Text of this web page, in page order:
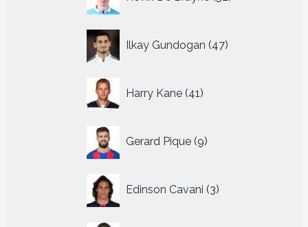
producten
Ilkay Gundogan 47
producten
Harry Kane 41
producten
Gerard Pique 9
producten
Edinson Cavani 3
producten